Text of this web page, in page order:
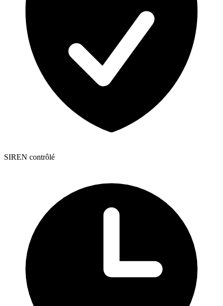
SIREN contrôlé